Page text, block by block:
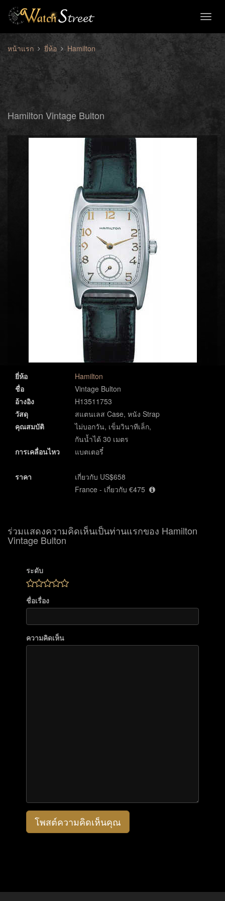
หน้าแรก ยี่ห้อ Hamilton
Hamilton Vintage Bulton
ยี่ห้อ
Hamilton
ชื่อ
Vintage Bulton
อ้างอิง
H13511753
วัสดุ
สแตนเลส Case, หนัง Strap
คุณสมบัติ
ไม่บอกวัน, เข็มวินาทีเล็ก,
กันน้ำได้ 30 เมตร
การเคลื่อนไหว
แบตเตอรี๋
ราคา
เกี่ยวกับ US$658
France - เกี่ยวกับ €475
ร่วมแสดงความคิดเห็นเป็นท่านแรกของ Hamilton
Vintage Bulton
ระดับ
ชื่อเรื่อง
ความคิดเห็น
โพสต์ความคิดเห็นคุณ